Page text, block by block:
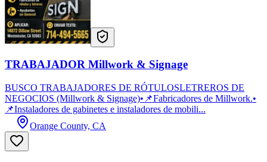
TRABAJADOR Millwork & Signage
BUSCO TRABAJADORES DE RÓTULOSLETREROS DE
NEGOCIOS (Millwork & Signage)•📌Fabricadores de Millwork.•
📌Instaladores de gabinetes e instaladores de mobili...
Orange County, CA